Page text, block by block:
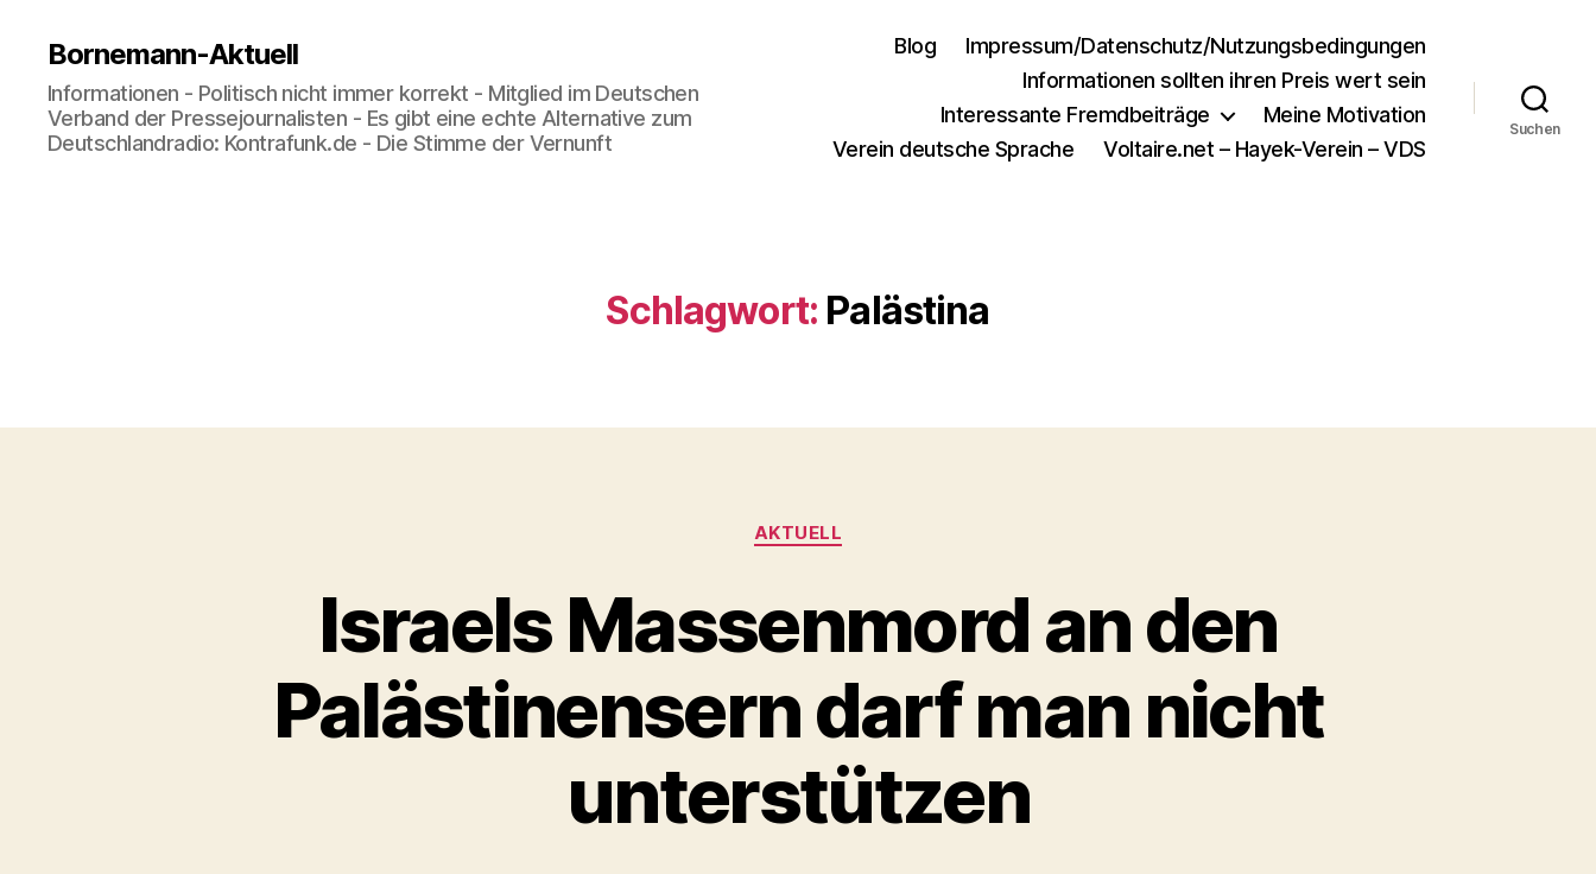
Bornemann-Aktuell
Informationen - Politisch nicht immer korrekt - Mitglied im Deutschen
Verband der Pressejournalisten - Es gibt eine echte Alternative zum
Deutschlandradio: Kontrafunk.de - Die Stimme der Vernunft
Blog
Impressum/Datenschutz/Nutzungsbedingungen
Informationen sollten ihren Preis wert sein
Interessante Fremdbeiträge
Meine Motivation
Verein deutsche Sprache
Voltaire.net – Hayek-Verein – VDS
Suchen
Schlagwort: Palästina
Kategorien
AKTUELL
Israels Massenmord an den
Palästinensern darf man nicht
unterstützen